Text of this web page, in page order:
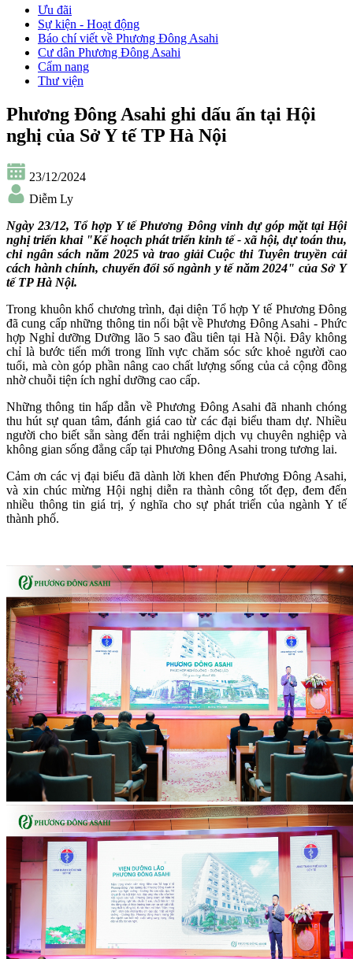
Ưu đãi
Sự kiện - Hoạt động
Báo chí viết về Phương Đông Asahi
Cư dân Phương Đông Asahi
Cẩm nang
Thư viện
Phương Đông Asahi ghi dấu ấn tại Hội
nghị của Sở Y tế TP Hà Nội
23/12/2024
Diễm Ly
Ngày 23/12, Tổ hợp Y tế Phương Đông vinh dự góp mặt tại Hội
nghị triển khai "Kế hoạch phát triển kinh tế - xã hội, dự toán thu,
chi ngân sách năm 2025 và trao giải Cuộc thi Tuyên truyền cải
cách hành chính, chuyển đổi số ngành y tế năm 2024" của Sở Y
tế TP Hà Nội.
Trong khuôn khổ chương trình, đại diện Tổ hợp Y tế Phương Đông
đã cung cấp những thông tin nổi bật về Phương Đông Asahi - Phức
hợp Nghỉ dưỡng Dưỡng lão 5 sao đầu tiên tại Hà Nội. Đây không
chỉ là bước tiến mới trong lĩnh vực chăm sóc sức khoẻ người cao
tuổi, mà còn góp phần nâng cao chất lượng sống của cả cộng đồng
nhờ chuỗi tiện ích nghỉ dưỡng cao cấp.
Những thông tin hấp dẫn về Phương Đông Asahi đã nhanh chóng
thu hút sự quan tâm, đánh giá cao từ các đại biểu tham dự. Nhiều
người cho biết sẵn sàng đến trải nghiệm dịch vụ chuyên nghiệp và
không gian sống đẳng cấp tại Phương Đông Asahi trong tương lai.
Cảm ơn các vị đại biểu đã dành lời khen đến Phương Đông Asahi,
và xin chúc mừng Hội nghị diễn ra thành công tốt đẹp, đem đến
nhiều thông tin giá trị, ý nghĩa cho sự phát triển của ngành Y tế
thành phố.